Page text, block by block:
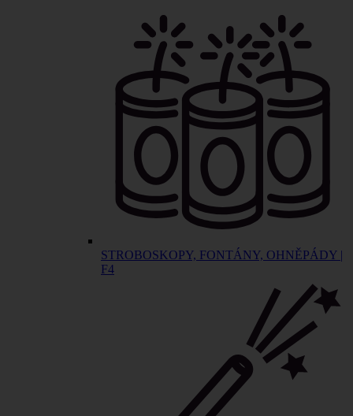
STROBOSKOPY, FONTÁNY, OHNĚPÁDY |
F4